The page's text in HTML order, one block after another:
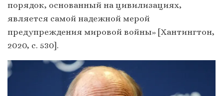
порядок, основанный на цивилизациях,
является самой надежной мерой
предупреждения мировой войны» [Хантингтон,
2020, с. 530].